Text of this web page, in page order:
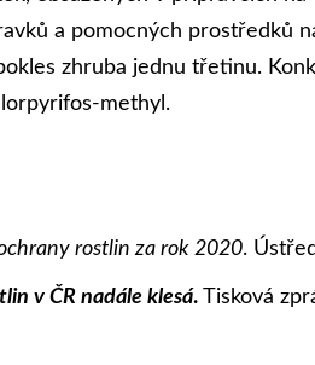
a pomocných prostředků
zhruba jednu třetinu.
methyl.
rostlin za rok 2020.
v ČR nadále klesá. Tisková